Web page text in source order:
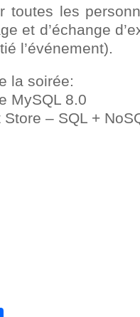
toutes les
et d’échange
l’événement).
la soirée:
MySQL 8.0
– SQL +